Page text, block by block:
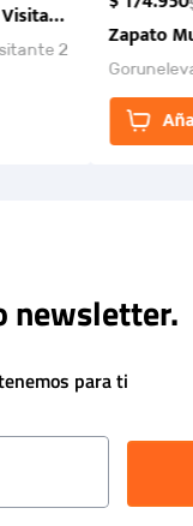
2 Suruga
2
Zapato
newsletter.
para ti